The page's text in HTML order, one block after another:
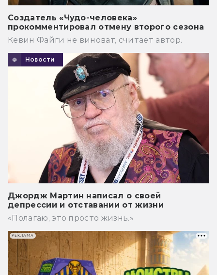
Создатель «Чудо-человека»
прокомментировал отмену второго сезона
Кевин Файги не виноват, считает автор.
Новости
Джордж Мартин написал о своей
депрессии и отставании от жизни
«Полагаю, это просто жизнь.»
РЕКЛАМА